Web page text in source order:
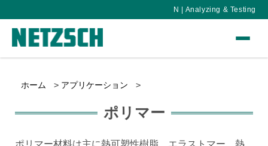
N | Analyzing & Testing
ホーム アプリケーション
ポリマー